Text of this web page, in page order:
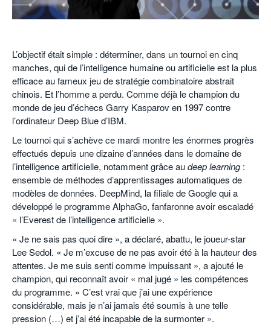
L’objectif était simple : déterminer, dans un tournoi en cinq
manches, qui de l’intelligence humaine ou artificielle est la plus
efficace au fameux jeu de stratégie combinatoire abstrait
chinois. Et l’homme a perdu. Comme déjà le champion du
monde de jeu d’échecs Garry Kasparov en 1997 contre
l’ordinateur Deep Blue d’IBM.
Le tournoi qui s’achève ce mardi montre les énormes progrès
effectués depuis une dizaine d’années dans le domaine de
l’intelligence artificielle, notamment grâce audeep learning:
ensemble de méthodes d’apprentissages automatiques de
modèles de données. DeepMind, la filiale de Google qui a
développé le programme AlphaGo, fanfaronne avoir escaladé
« l’Everest de l’intelligence artificielle ».
« Je ne sais pas quoi dire », a déclaré, abattu, le joueur-star
Lee Sedol. « Je m’excuse de ne pas avoir été à la hauteur des
attentes. Je me suis senti comme impuissant », a ajouté le
champion, qui reconnaît avoir « mal jugé » les compétences
du programme. « C’est vrai que j’ai une expérience
considérable, mais je n’ai jamais été soumis à une telle
pression (…) et j’ai été incapable de la surmonter ».